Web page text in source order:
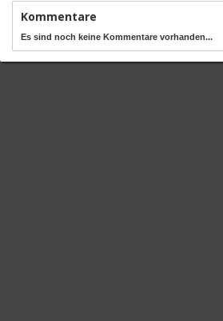
Kommentare
Es sind noch keine Kommentare vorhanden...